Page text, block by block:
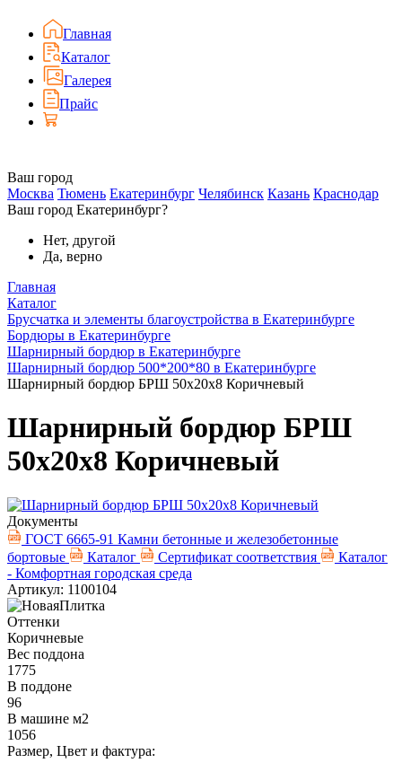
Главная
Каталог
Галерея
Прайс
Ваш город
Москва Тюмень Екатеринбург Челябинск Казань Краснодар
Ваш город Екатеринбург?
Нет, другой
Да, верно
Главная
Каталог
Брусчатка и элементы благоустройства в Екатеринбурге
Бордюры в Екатеринбурге
Шарнирный бордюр в Екатеринбурге
Шарнирный бордюр 500*200*80 в Екатеринбурге
Шарнирный бордюр БРШ 50х20х8 Коричневый
Шарнирный бордюр БРШ
50х20х8 Коричневый
Документы
ГОСТ 6665-91 Камни бетонные и железобетонные
бортовые
Каталог Сертификат соответствия
Каталог
- Комфортная городская среда
Артикул: 1100104
Оттенки
Коричневые
Вес поддона
1775
В поддоне
96
В машине м2
1056
Размер, Цвет и фактура: